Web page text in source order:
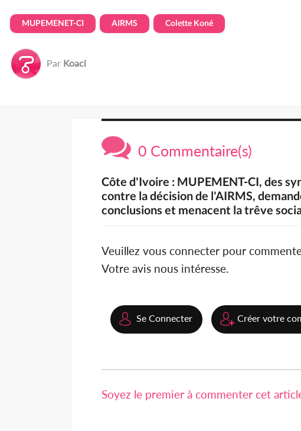
MUPEMENET-CI AIRMS Colette Koné
Par Koaci
0 Commentaire(s)
Côte d'Ivoire : MUPEMENT-CI, des
contre la décision de l'AIRMS,
conclusions et menacent la trêve
Veuillez vous connecter pour
Votre avis nous intéresse.
Se Connecter Créer votre
Soyez le premier à commenter cet